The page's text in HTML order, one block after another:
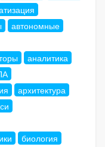
автономные
аналитика
архитектура
биология